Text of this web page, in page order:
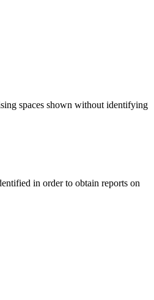
spaces shown without identifying
in order to obtain reports on